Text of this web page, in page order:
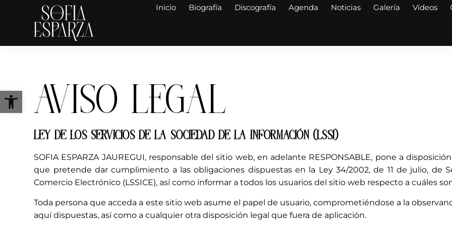
Abrir barra de herramientas
Inicio Biografía Discografía Agenda Noticias Galería Vídeos
AVISO LEGAL
LEY DE LOS SERVICIOS DE LA SOCIEDAD DE LA INFORMACIÓN (LSSI)
SOFIA ESPARZA JAUREGUI, responsable del sitio web, en adelante RESPONSABLE, pone a
que pretende dar cumplimiento a las obligaciones dispuestas en la Ley 34/2002, de 11 de julio, de
Comercio Electrónico (LSSICE), así como informar a todos los usuarios del sitio web respecto a cuáles
Toda persona que acceda a este sitio web asume el papel de usuario, comprometiéndose a la
aquí dispuestas, así como a cualquier otra disposición legal que fuera de aplicación.